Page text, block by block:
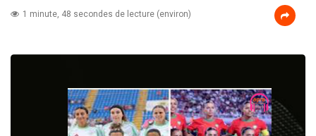
1 minute, 48 secondes de lecture (environ)